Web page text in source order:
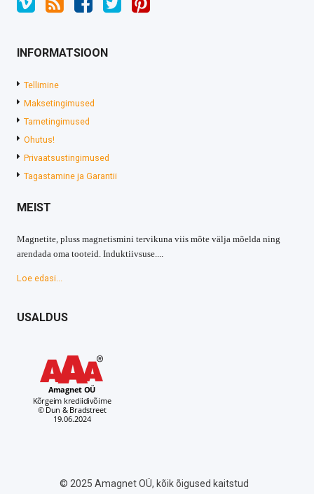
INFORMATSIOON
Tellimine
Maksetingimused
Tarnetingimused
Ohutus!
Privaatsustingimused
Tagastamine ja Garantii
MEIST
Magnetite, pluss magnetismini tervikuna viis mõte välja mõelda ning
arendada oma tooteid. Induktiivsuse....
Loe edasi...
USALDUS
© 2025 Amagnet OÜ, kõik õigused kaitstud